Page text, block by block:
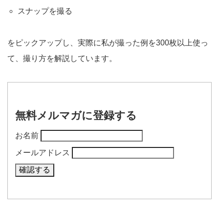
スナップを撮る
をピックアップし、実際に私が撮った例を300枚以上使っ
て、撮り方を解説しています。
無料メルマガに登録する
お名前
メールアドレス